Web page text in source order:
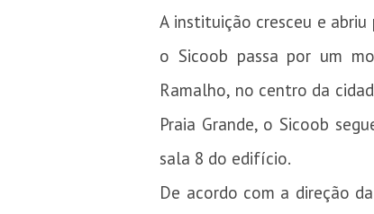
A instituição cresceu e
o Sicoob passa por um
Ramalho, no centro da
Praia Grande, o Sicoob
sala 8 do edifício.
De acordo com a direção